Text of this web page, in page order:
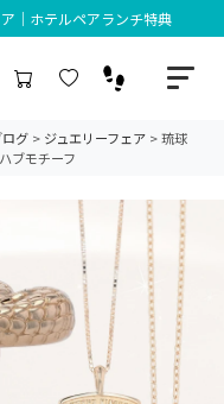
｜ホテルペアランチ特典
グ> ジュエリーフェア>琉球
ブモチーフ